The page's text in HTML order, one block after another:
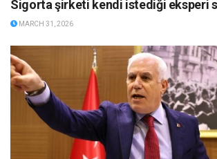
Sigorta şirketi kendi istediği eksperi
MARCH 31, 2026